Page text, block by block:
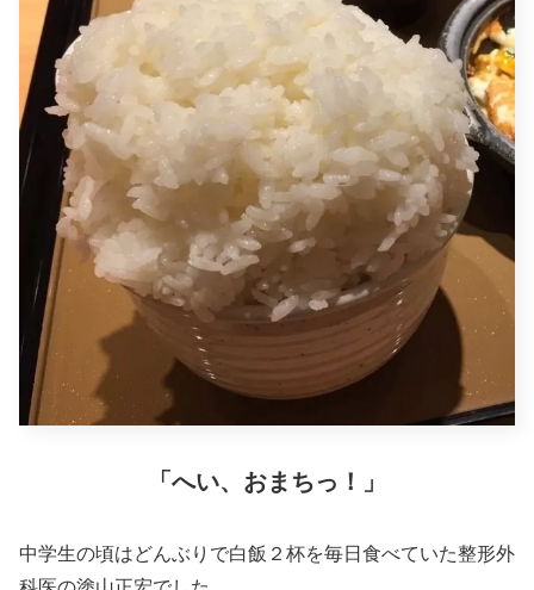
「へい、おまちっ！」
中学生の頃はどんぶりで白飯２杯を毎日食べていた整形外